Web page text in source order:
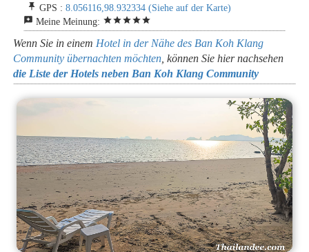
push_pin GPS : 8.056116,98.932334 (Siehe auf der Karte)
reviews Meine Meinung: starstarstarstarstar
Wenn Sie in einem Hotel in der Nähe des Ban Koh Klang
Community übernachten möchten , können Sie hier nachsehen
die Liste der Hotels neben Ban Koh Klang Community